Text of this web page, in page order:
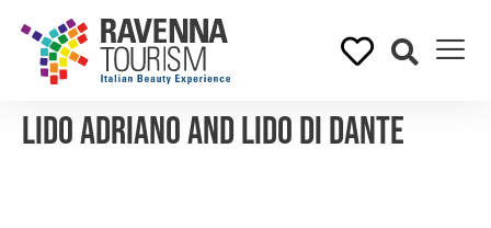
Lido Adriano and Lido di Dante